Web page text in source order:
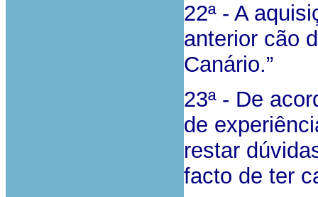
22ª - A
anterior cão
Canário.”
23ª - De
de
restar
facto de ter